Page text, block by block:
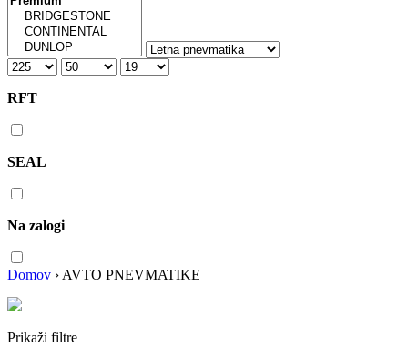
RFT
SEAL
Na zalogi
Domov › AVTO PNEVMATIKE
Prikaži filtre